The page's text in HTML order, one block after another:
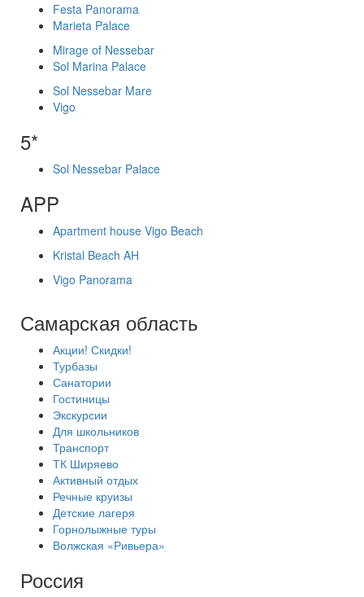
Festa Panorama
Marieta Palace
Mirage of Nessebar
Sol Marina Palace
Sol Nessebar Mare
Vigo
5*
Sol Nessebar Palace
APP
Apartment house Vigo Beach
Kristal Beach AH
Vigo Panorama
Самарская область
Акции! Скидки!
Турбазы
Санатории
Гостиницы
Экскурсии
Для школьников
Транспорт
ТК Ширяево
Активный отдых
Речные круизы
Детские лагеря
Горнолыжные туры
Волжская «Ривьера»
Россия